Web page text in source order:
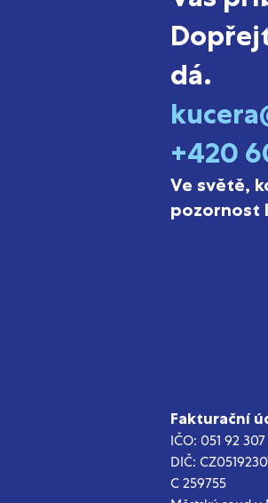
dá.
+420
Ve světě,
pozornost
Fakturační
IČO: 051 92 307
DIČ:
C 259755